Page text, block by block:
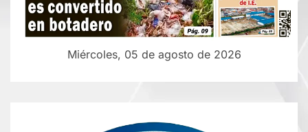
Miércoles, 05 de agosto de 2026